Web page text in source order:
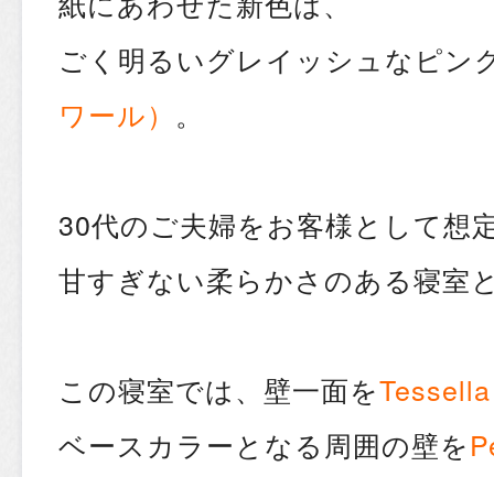
ごく明るいグレイッシュなピン
ワール） 。
30代のご夫婦をお客様として想
甘すぎない柔らかさのある寝室
この寝室では、壁一面を
ベースカラーとなる周囲の壁を